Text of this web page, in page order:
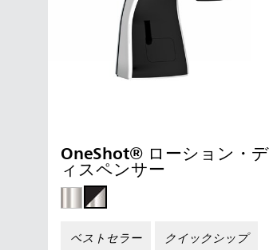
OneShot® ローション・デ
ィスペンサー
ベストセラー クイックシップ